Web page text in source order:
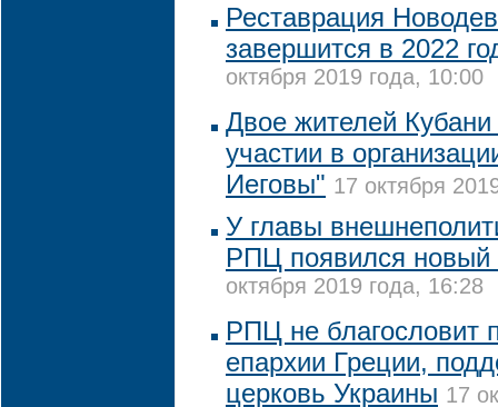
Реставрация
завершится в 2022
октября 2019 года, 10:00
Двое жителей
участии в
Иеговы" 17 октября
У главы
РПЦ появился новый
октября 2019 года, 16:28
РПЦ не благословит
епархии Греции,
церковь Украины 17